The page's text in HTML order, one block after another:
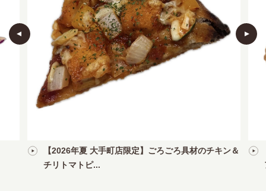
【2026年夏 大手町店限定】ごろごろ具材のチキン＆
チリトマトピ...